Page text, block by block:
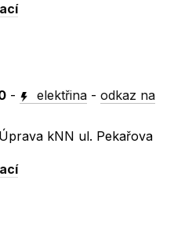
- elektřina -odkaz na
kNN ul. Pekařova